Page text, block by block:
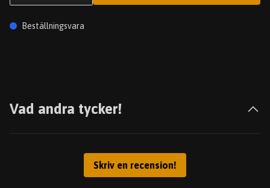
Beställningsvara
Vad andra tycker!
Skriv en recension!